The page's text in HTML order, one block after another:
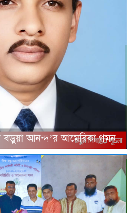
বড়ুয়া আনন্দ’র আমেরিকা গমন